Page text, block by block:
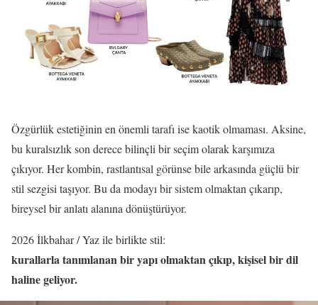
Özgürlük estetiğinin en önemli tarafı ise kaotik olmaması. Aksine,
bu kuralsızlık son derece bilinçli bir seçim olarak karşımıza
çıkıyor. Her kombin, rastlantısal görünse bile arkasında güçlü bir
stil sezgisi taşıyor. Bu da modayı bir sistem olmaktan çıkarıp,
bireysel bir anlatı alanına dönüştürüyor.
2026 İlkbahar / Yaz ile birlikte stil:
kurallarla tanımlanan bir yapı olmaktan çıkıp, kişisel bir dil
haline geliyor.